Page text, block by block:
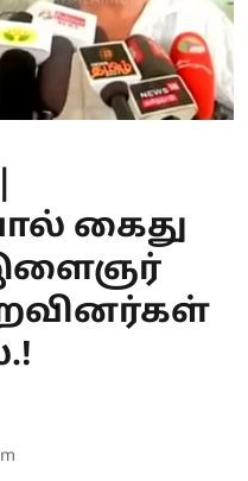
கைது